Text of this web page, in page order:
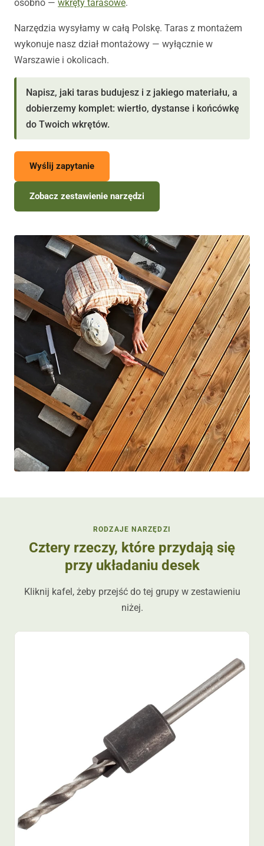
osobno — wkręty tarasowe.
Narzędzia wysyłamy w całą Polskę. Taras z montażem
wykonuje nasz dział montażowy — wyłącznie w
Warszawie i okolicach.
Napisz, jaki taras budujesz i z jakiego materiału, a
dobierzemy komplet: wiertło, dystanse i końcówkę
do Twoich wkrętów.
Wyślij zapytanie
Zobacz zestawienie narzędzi
RODZAJE NARZĘDZI
Cztery rzeczy, które przydają się
przy układaniu desek
Kliknij kafel, żeby przejść do tej grupy w zestawieniu
niżej.